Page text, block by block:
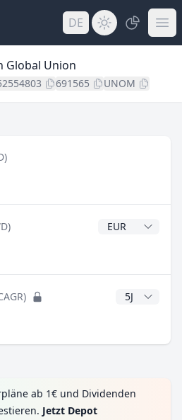
DE
Global Union
691565 UNOM
CAGR Jahre
ab 1€ und Dividenden
Jetzt Depot